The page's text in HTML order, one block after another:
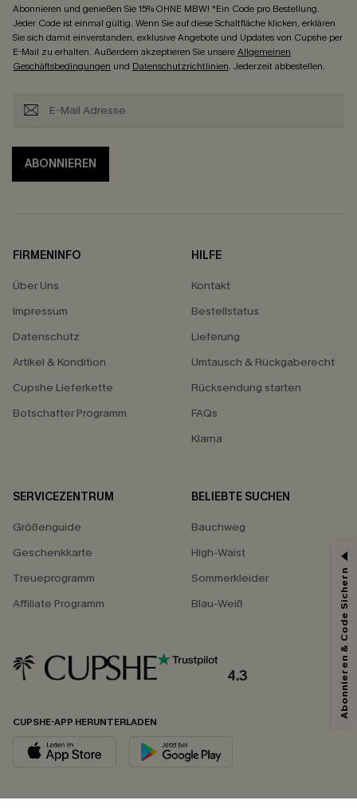
Abonnieren und genießen Sie 15% OHNE MBW! *Ein Code pro Bestellung.
Jeder Code ist einmal gültig. Wenn Sie auf diese Schaltfläche klicken, erklären
Sie sich damit einverstanden, exklusive Angebote und Updates von Cupshe per
E-Mail zu erhalten. Außerdem akzeptieren Sie unsereAllgemeinen
Geschäftsbedingungen und Datenschutzrichtlinien. Jederzeit abbestellen.
ABONNIEREN
FIRMENINFO
Über Uns
Impressum
Datenschutz
Artikel & Kondition
Cupshe Lieferkette
Botschafter Programm
HILFE
Kontakt
Bestellstatus
Lieferung
Umtausch & Rückgaberecht
Rücksendung starten
FAQs
Klarna
SERVICEZENTRUM
Größenguide
Geschenkkarte
Treueprogramm
Affiliate Programm
BELIEBTE SUCHEN
Bauchweg
High-Waist
Sommerkleider
Blau-Weiß
4.3
CUPSHE-APP HERUNTERLADEN
Abonnieren & Code Sichern